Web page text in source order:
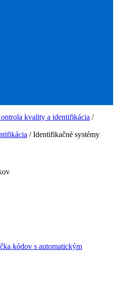
kvality a identifikácia /
/ Identifikačné systémy
kódov s automatickým